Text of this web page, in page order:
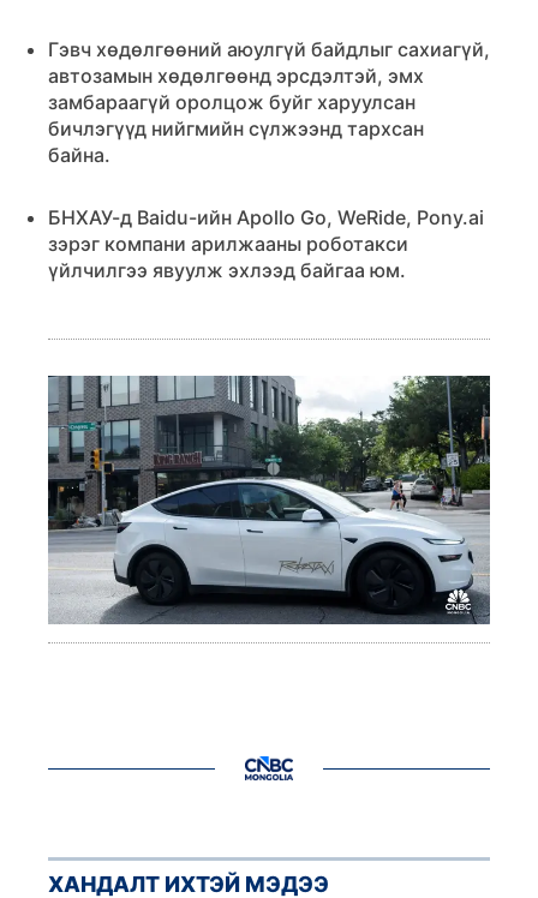
Гэвч хөдөлгөөний аюулгүй байдлыг сахиагүй,
автозамын хөдөлгөөнд эрсдэлтэй, эмх
замбараагүй оролцож буйг харуулсан
бичлэгүүд нийгмийн сүлжээнд тархсан
байна.
БНХАУ-д Baidu-ийн Apollo Go, WeRide, Pony.ai
зэрэг компани арилжааны роботакси
үйлчилгээ явуулж эхлээд байгаа юм.
ХАНДАЛТ ИХТЭЙ МЭДЭЭ